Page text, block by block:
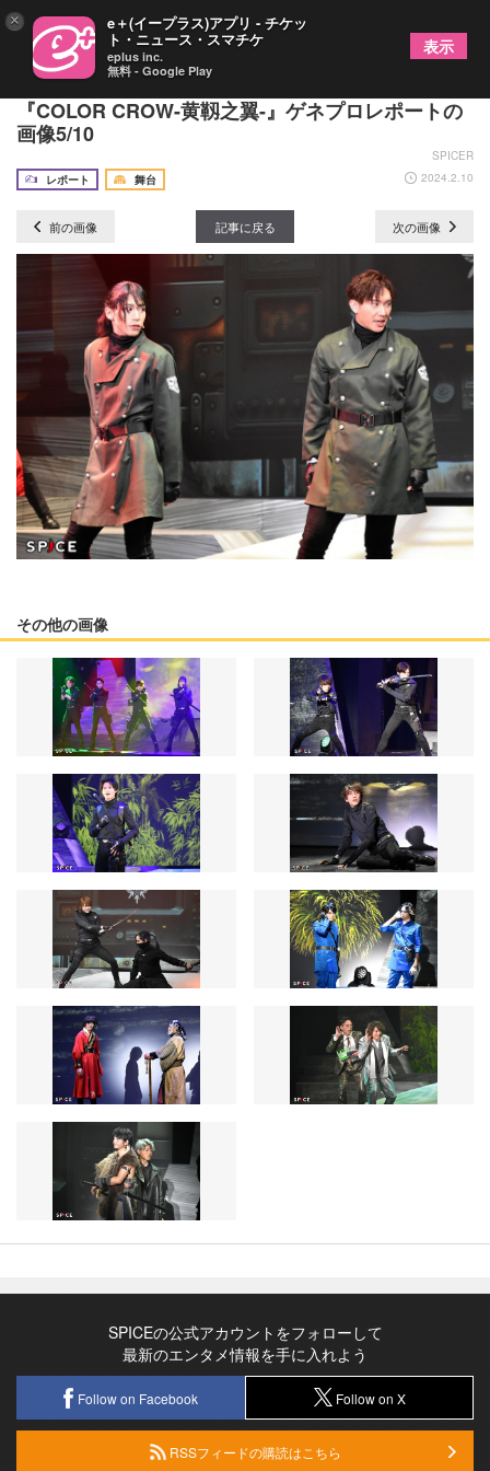
海賊の島で起こる、再会と別れの物語～舞台
『COLOR CROW-黄靱之翼-』ゲネプロレポートの
画像5/10
SPICER
レポート
舞台 2024.2.10
前の画像 記事に戻る 次の画像
その他の画像
SPICEの公式アカウントをフォローして
最新のエンタメ情報を手に入れよう
Follow on Facebook Follow on X
RSSフィードの購読はこちら
× e＋(イープラス)アプリ - チケッ
ト・ニュース・スマチケ
eplus inc.
無料 - Google Play
表示